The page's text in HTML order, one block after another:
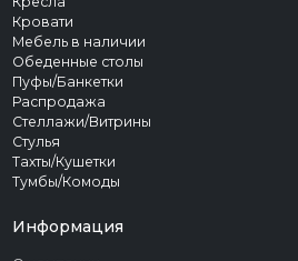
Кровати
Мебель в наличии
Обеденные столы
Пуфы/Банкетки
Распродажа
Стеллажи/Витрины
Стулья
Тахты/Кушетки
Тумбы/Комоды
Информация